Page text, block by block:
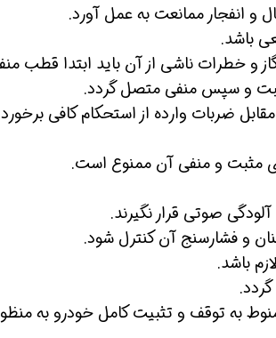
و انفجار ممانعت به عمل آورد.
باشد.
و خطرات ناشی از آن باید ابتدا قطب
و سپس منفی متصل گردد.
ضربات وارده از استحکام کافی
مثبت و منفی آن ممنوع است.
صوتی قرار نگیرند.
و فشارسنج آن کنترل شود.
باشد.
به توقف و تثبیت کامل خودرو به